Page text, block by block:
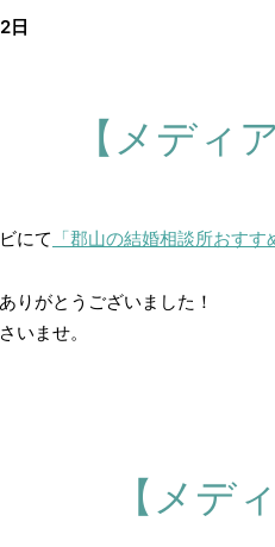
日
【メディ
にて 「郡山の結婚相談所おす
りがとうございました！
いませ。
【メデ